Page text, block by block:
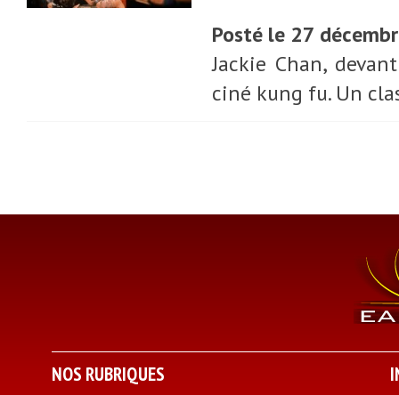
Posté le 27
Jackie Chan,
ciné kung fu. Un
NOS RUBRIQUES